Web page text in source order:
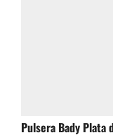
Pulsera Bady Plata